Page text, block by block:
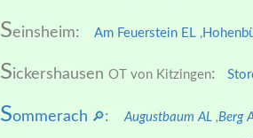
Seinsheim: Am Feuerstein EL ,
Sickershausen OT von Kitzingen:
Sommerach 🔎: Augustbaum AL ,Berg